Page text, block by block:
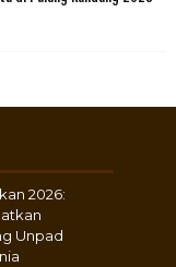
2026:
Unpad